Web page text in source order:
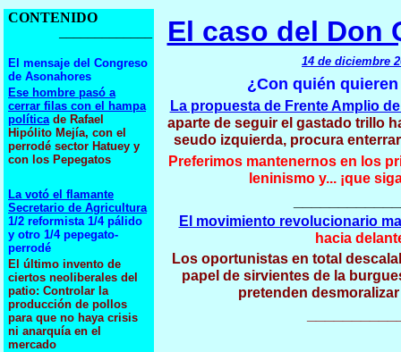
CONTENIDO
El mensaje del Congreso
de Asonahores
Ese hombre pasó a
cerrar filas con el hampa
políticade Rafael
Hipólito Mejía, con el
perrodé sector Hatuey y
con los Pepegatos
La votó el flamante
Secretario de Agricultura
1/2 reformista 1/4 pálido
y otro 1/4 pepegato-
perrodé
El último invento de
ciertos neoliberales del
patio: Controlar la
producción de pollos
para que no haya crisis
ni anarquía en el
mercado
El caso del Don
14 de diciembre
¿Con quién
La propuesta de Frente Amplio
aparte de seguir el gastado trillo
seudo izquierda, procura
Preferimos mantenernos en los
leninismo y... ¡que
El movimiento revolucionario
hacia
Los oportunistas en total
papel de sirvientes de la
pretenden